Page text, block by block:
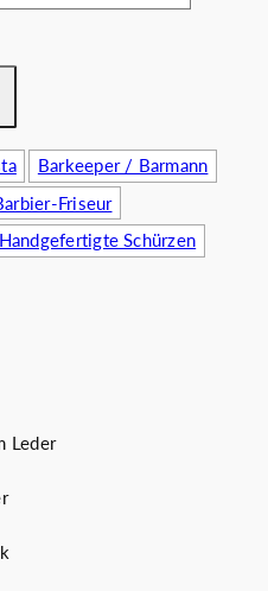
Barkeeper / Barmann
Friseur
Handgefertigte Schürzen
Leder